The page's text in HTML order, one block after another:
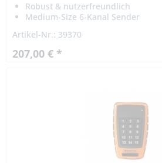
Robust & nutzerfreundlich
Medium-Size 6-Kanal Sender
Artikel-Nr.: 39370
207,00 € *